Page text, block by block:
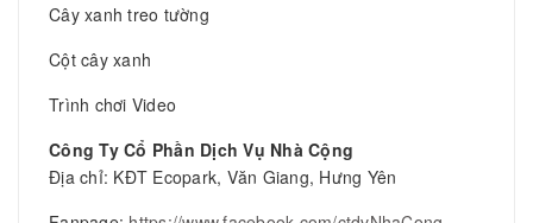
Cây xanh treo tường
Cột cây xanh
Trình chơi Video
Công Ty Cổ Phần Dịch Vụ Nhà Cộng
Địa chỉ: KĐT Ecopark, Văn Giang, Hưng Yên